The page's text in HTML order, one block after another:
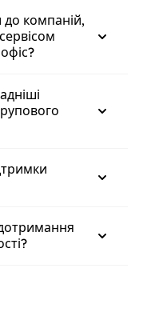
до компаній,